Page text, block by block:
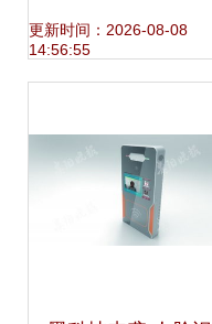
代
更新时间：2026-08-08
14:56:55